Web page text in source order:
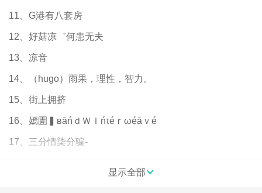
11、G港有八套房
12、好菇凉゛何患无夫
13、凉音
14、（hugo）雨果，理性，智力。
15、街上拥挤
16、嫣圊▍вāńｄＷＩńτéｒωéāｖé
17、三分情柒分骗-
显示全部